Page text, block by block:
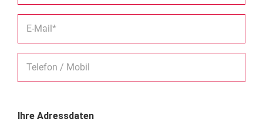
E-Mail*
Telefon / Mobil
Ihre Adressdaten